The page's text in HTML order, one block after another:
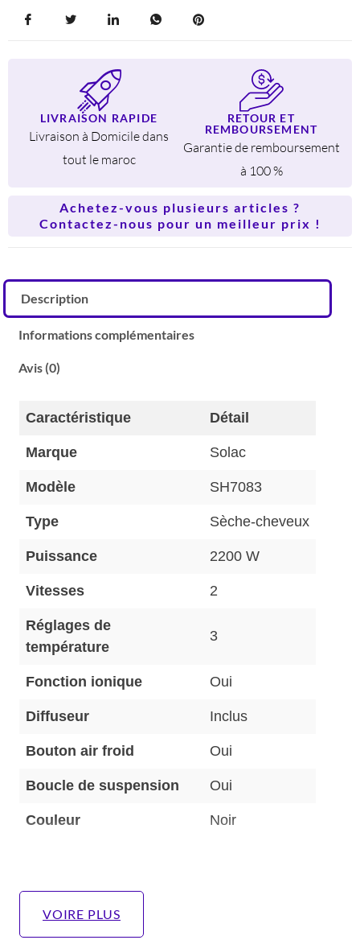
LIVRAISON RAPIDE
Livraison à Domicile dans
tout le maroc
RETOUR ET
REMBOURSEMENT
Garantie de remboursement
à 100 %
Achetez-vous plusieurs articles ?
Contactez-nous pour un meilleur prix !
Description
Informations complémentaires
Avis (0)
Caractéristique Détail
Marque Solac
Modèle SH7083
Type Sèche-cheveux
Puissance 2200 W
Vitesses 2
Réglages de
température
3
Fonction ionique Oui
Diffuseur Inclus
Bouton air froid Oui
Boucle de suspension Oui
Couleur Noir
VOIRE PLUS